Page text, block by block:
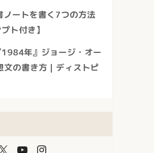
ノートを書く7つの方法
ト付き】
1984年』ジョージ・オー
文の書き方｜ディストピ